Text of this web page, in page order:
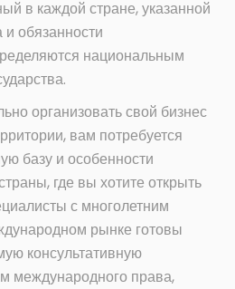
в каждой стране, указанной
обязанности
национальным
организовать свой бизнес
вам потребуется
базу и особенности
где вы хотите открыть
с многолетним
рынке готовы
консультативную
международного права,